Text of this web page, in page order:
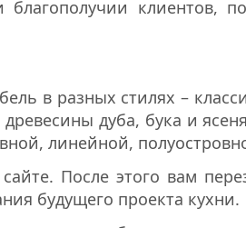
клиентов,
в разных стилях –
дуба, бука и
линейной,
После этого вам
будущего проекта кухни.